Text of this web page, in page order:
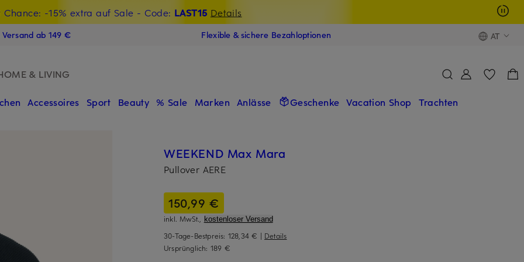
Chance: -15% extra auf Sale - Code: LAST15 Details
Willkommensgutschein mit Beyond sichern
ab 149 € Flexible & sichere Bezahloptionen AT
& LIVING
Accessoires Sport Beauty % Sale Marken Anlässe Geschenke Vacation Shop Trachten
WEEKEND Max Mara
Pullover AERE
150,99 €
inkl. MwSt., kostenloser Versand
30-Tage-Bestpreis: 128,34 € | Details
Ursprünglich: 189 €